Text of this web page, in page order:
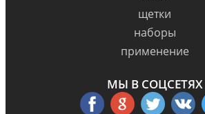
щетки
наборы
применение
МЫ В СОЦСЕТЯХ